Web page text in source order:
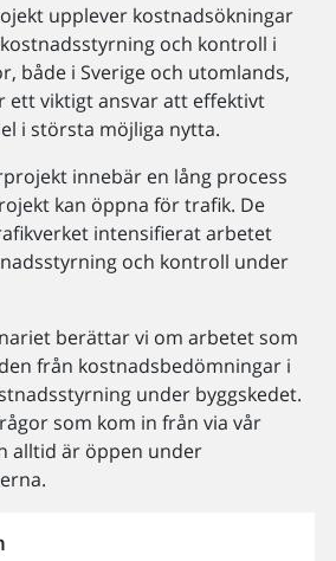
upplever kostnadsökningar
och kontroll i
både i Sverige och utomlands,
ett viktigt ansvar att effektivt
i största möjliga nytta.
innebär en lång process
kan öppna för trafik. De
intensifierat arbetet
och kontroll under
berättar vi om arbetet som
från kostnadsbedömningar i
under byggskedet.
som kom in från via vår
alltid är öppen under